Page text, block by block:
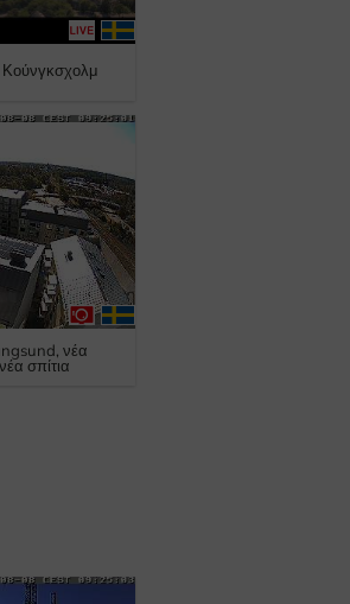
Κούνγκσχολμ
νέα
σπίτια